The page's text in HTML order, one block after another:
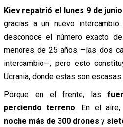
Kiev repatrió el lunes 9 de
gracias a un nuevo
desconoce el número exacto
menores de 25 años —las dos
intercambio—, pero esto
Ucrania, donde estas son escasas.
Porque en el frente, las
perdiendo terreno. En el aire,
noche más de 300 drones y